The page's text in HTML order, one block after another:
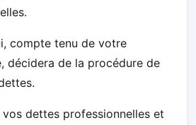
compte tenu de votre
décidera de la procédure de
dettes professionnelles et